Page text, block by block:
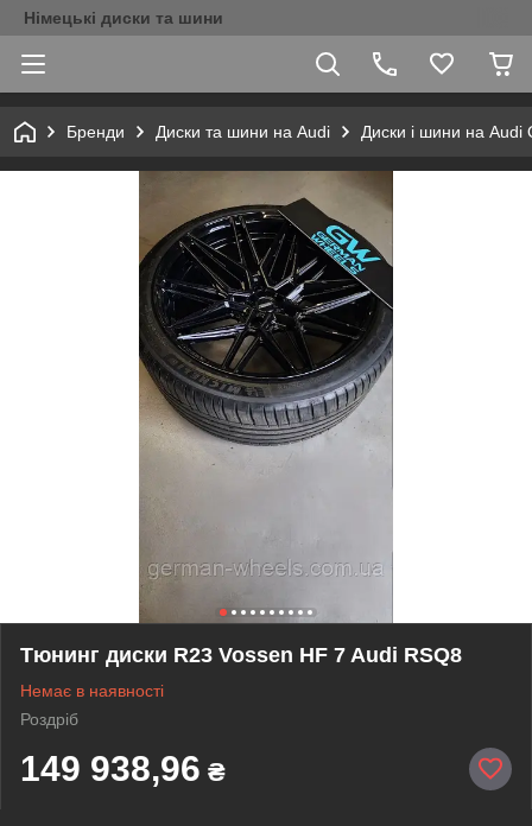
Німецькі диски та шини
Бренди Диски та шини на Audi Диски і шини на Audi
Тюнинг диски R23 Vossen HF 7 Audi RSQ8
Немає в наявності
Роздріб
149 938,96 ₴